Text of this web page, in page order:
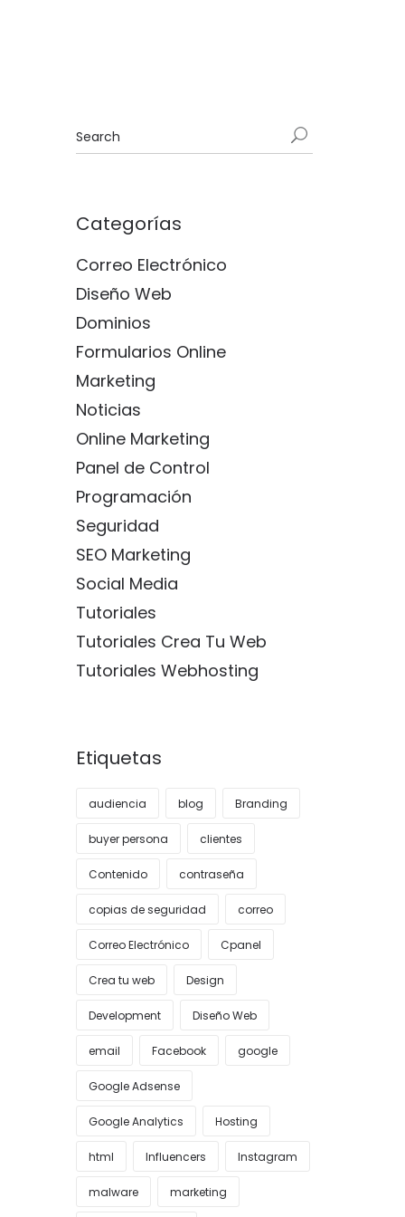
Categorías
Correo Electrónico
Diseño Web
Dominios
Formularios Online
Marketing
Noticias
Online Marketing
Panel de Control
Programación
Seguridad
SEO Marketing
Social Media
Tutoriales
Tutoriales Crea Tu Web
Tutoriales Webhosting
Etiquetas
audiencia blog Branding
buyer persona clientes
Contenido contraseña
copias de seguridad correo
Correo Electrónico Cpanel
Crea tu web Design
Development Diseño Web
email Facebook google
Google Adsense
Google Analytics Hosting
html Influencers Instagram
malware marketing